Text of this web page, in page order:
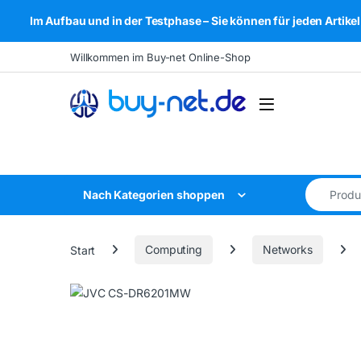
Im Aufbau und in der Testphase – Sie können für jeden
Skip to navigation
Skip to contentWillkommen im Buy-net Online-Shop
Open
Nach Kategorien shoppen
Search for:
Start Computing Networks